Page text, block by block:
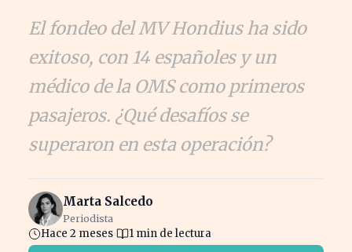
El fondeo del MV Hondius ha sido
exitoso, con 14 españoles y un
médico de la OMS como primeros
pasajeros. ¿Qué desafíos se
superaron en esta operación?
Marta Salcedo
Periodista
Hace 2 meses 1 min de lectura